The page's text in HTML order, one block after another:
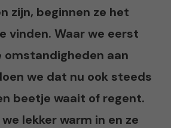
zijn, beginnen ze het
vinden. Waar we eerst
omstandigheden aan
we dat nu ook steeds
beetje waait of regent.
lekker warm in en ze